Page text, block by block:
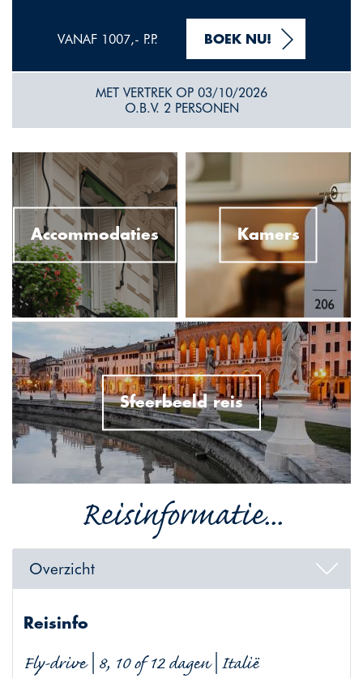
VANAF 1007,- P.P. BOEK NU!
MET VERTREK OP 03/10/2026
O.B.V. 2 PERSONEN
Accommodaties Kamers
Sfeerbeeld reis
Reisinformatie...
Overzicht
Reisinfo
Fly-drive | 8, 10 of 12 dagen | Italië